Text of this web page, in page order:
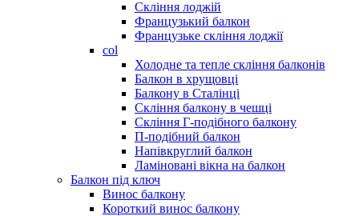
Скління лоджій
Французький балкон
Французьке скління лоджії
col
Холодне та тепле скління балконів
Балкон в хрущовці
Балкону в Сталінці
Скління балкону в чешці
Скління Г-подібного балкону
П-подібний балкон
Напівкруглий балкон
Ламіновані вікна на балкон
Балкон під ключ
Винос балкону
Короткий винос балкону